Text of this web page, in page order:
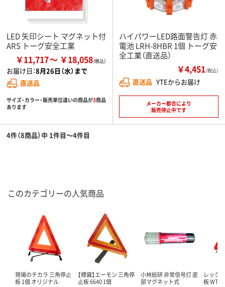
LED 矢印シート マグネット付
ARS トーグ安全工業
￥11,717 ￥18,058
お届け日：8月26日（水）まで
直送品
サイズ・カラー・販売単位違いの商品が3商品
あります
ハイパワーLED路面警告灯 赤
電池 LRH-8HBR 1個 トーグ安
全工業（直送品）
￥4,451（税込）
直送品 YTEからお届け
メーカー都合により
販売停止中です
4件（8商品）中 1件目～4件目
このカテゴリーの人気商品
現場のチカラ 三角停止
板 1個 オリジナル
【標識】エーモン 三角停
止板 6640 1個
小林総研 非常信号灯 底
部マグネット式
レック
板 WT-